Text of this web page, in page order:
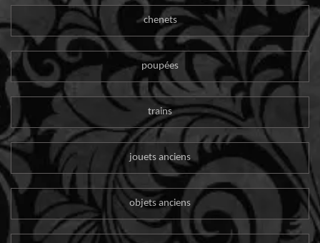
chenets
poupées
trains
jouets anciens
objets anciens